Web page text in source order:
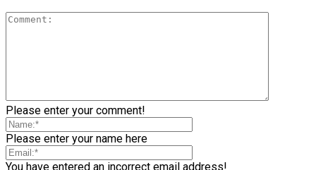
Please enter your comment!
Please enter your name here
You have entered an incorrect email address!